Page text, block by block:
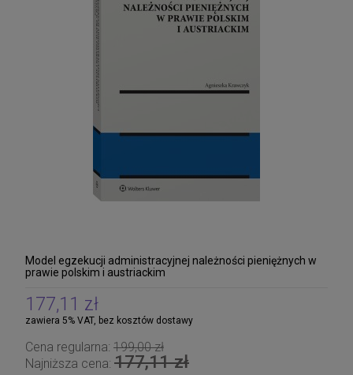
Kodeks postępowania administracyjnego.
Ordynacja podatkowa. Samorządowe
kolegia odwoławcze. Postępowanie
egzekucyjne w administracji. Prawo o
88,11 zł
Najniższa cena: 99,00 zł
DO KOSZYKA
Aplikacja sędziowska i prokuratorska. Akty
prawne na egzamin wstępny 2026
DO KOSZYKA
Model egzekucji administracyjnej należności pieniężnych w
prawie polskim i austriackim
177,11 zł
zawiera 5% VAT, bez kosztów dostawy
Cena regularna: 199,00 zł
Najniższa cena: 177,11 zł